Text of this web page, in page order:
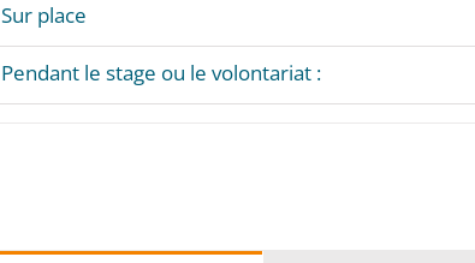
Sur place
Pendant le stage ou le volontariat :